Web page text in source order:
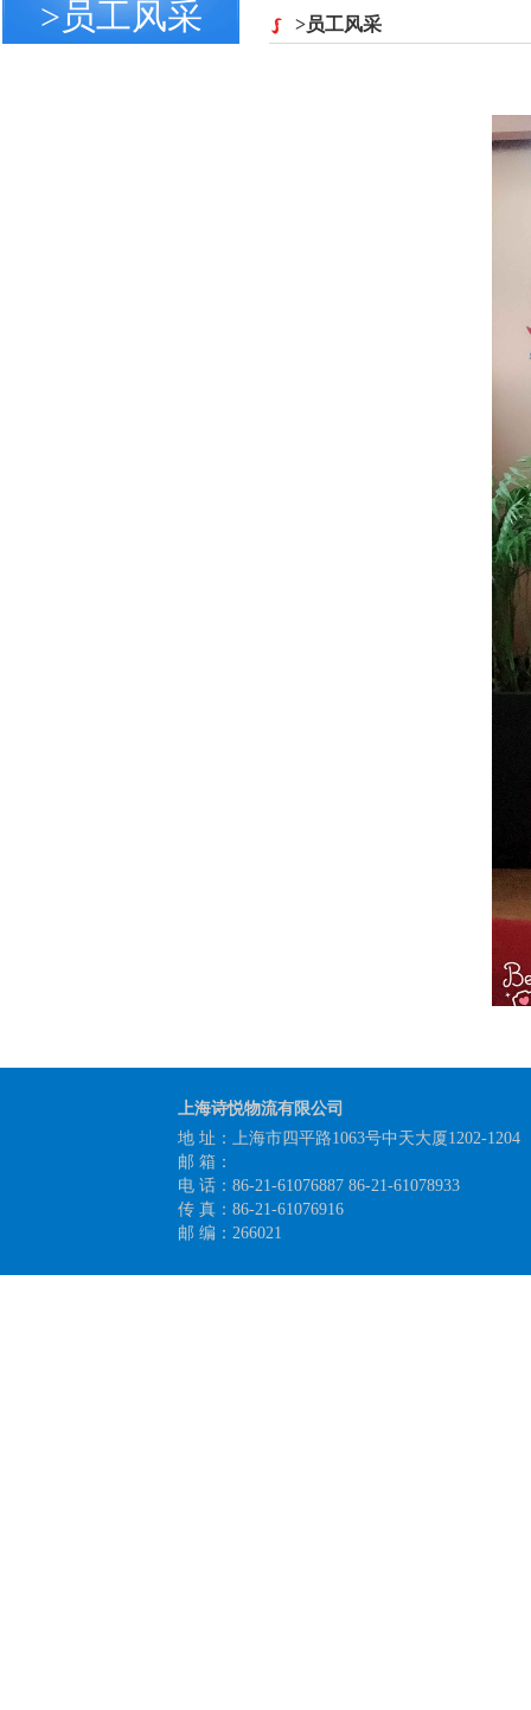
>员工风采 >员工风采
上海诗悦物流有限公司
地 址：上海市四平路1063号中天大厦1202-1204
邮 箱：
电 话：86-21-61076887 86-21-61078933
传 真：86-21-61076916
邮 编：266021